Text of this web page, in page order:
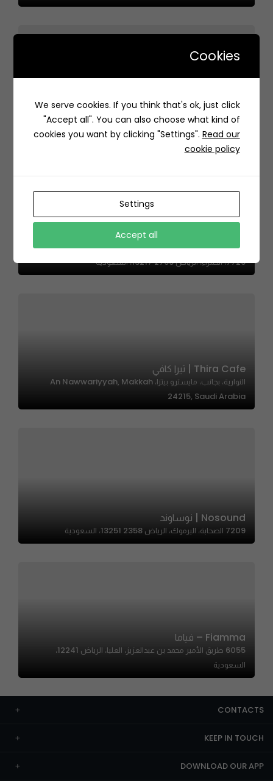
Suhail – سهيل
7665 Northern Ring Rd, حي النخيل، Riyadh 12385, Saudi
Arabia
PONCHIK | بونشيك
7729، الحمراء، الرياض 13217 2799، السعودية
Thira Cafe | ثيرا كافي
النوارية، بجانب، مايسترو بيتزا، An Nawwariyyah, Makkah
24215, Saudi Arabia
Nosound | نوساوند
7209 الصحابة، اليرموك، الرياض 13251 2358، السعودية
Fiamma – فياما
6055 طريق الأمير محمد بن عبدالعزيز، العليا، الرياض 12241،
السعودية
CONTACTS
KEEP IN TOUCH
DOWNLOAD OUR APP
Cookies
We serve cookies. If you think that's ok, just click
"Accept all". You can also choose what kind of
cookies you want by clicking "Settings". Read our
cookie policy
Settings
Accept all